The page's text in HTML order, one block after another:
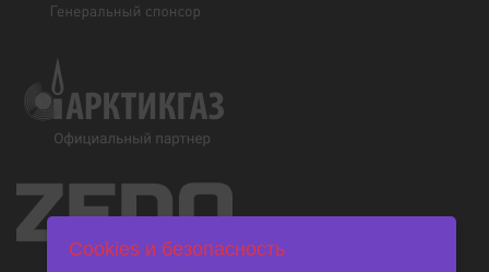
Cookies и безопасность